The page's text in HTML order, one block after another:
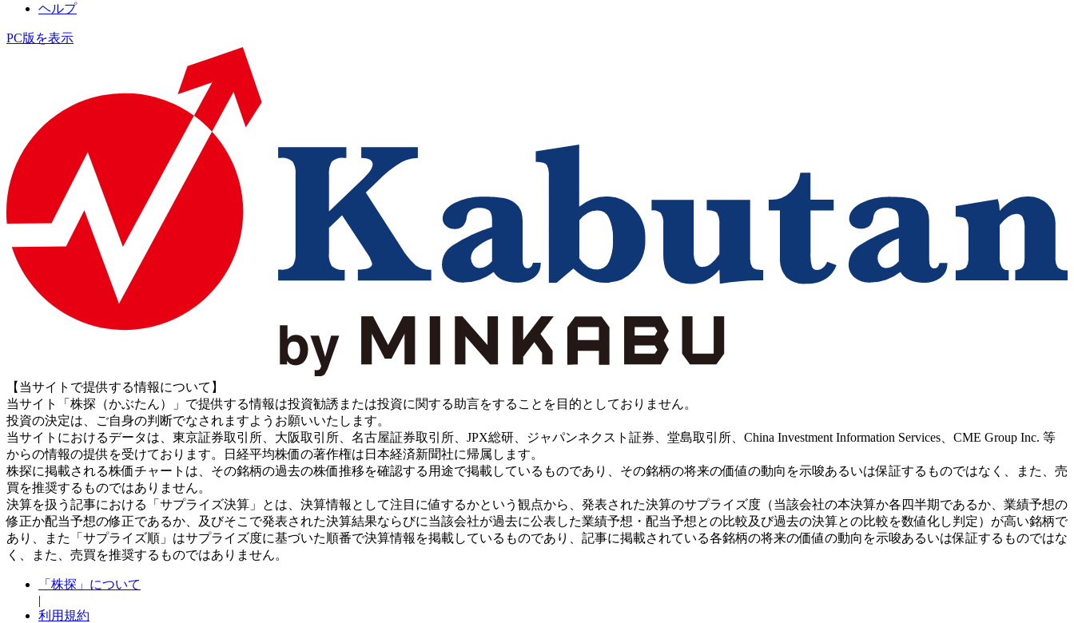
ヘルプ
PC版を表示
【当サイトで提供する情報について】
当サイト「株探（かぶたん）」で提供する情報は投資勧誘または投資に関する助言をすることを目的としておりません。
投資の決定は、ご自身の判断でなされますようお願いいたします。
当サイトにおけるデータは、東京証券取引所、大阪取引所、名古屋証券取引所、JPX総研、ジャパンネクスト証券、堂島取引所、China Investment Information Services、CME Group Inc. 等
からの情報の提供を受けております。日経平均株価の著作権は日本経済新聞社に帰属します。
株探に掲載される株価チャートは、その銘柄の過去の株価推移を確認する用途で掲載しているものであり、その銘柄の将来の価値の動向を示唆あるいは保証するものではなく、また、売
買を推奨するものではありません。
決算を扱う記事における「サプライズ決算」とは、決算情報として注目に値するかという観点から、発表された決算のサプライズ度（当該会社の本決算か各四半期であるか、業績予想の
修正か配当予想の修正であるか、及びそこで発表された決算結果ならびに当該会社が過去に公表した業績予想・配当予想との比較及び過去の決算との比較を数値化し判定）が高い銘柄で
あり、また「サプライズ順」はサプライズ度に基づいた順番で決算情報を掲載しているものであり、記事に掲載されている各銘柄の将来の価値の動向を示唆あるいは保証するものではな
く、また、売買を推奨するものではありません。
「株探」について
|
利用規約